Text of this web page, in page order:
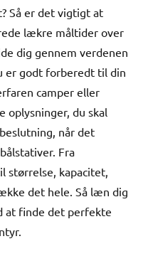
Så er det vigtigt at
lækre måltider over
dig gennem verdenen
er godt forberedt til din
camper eller
oplysninger, du skal
når det
Fra
størrelse, kapacitet,
det hele. Så læn dig
at finde det perfekte